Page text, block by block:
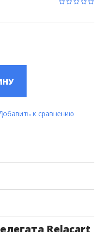
к сравнению
Relacart